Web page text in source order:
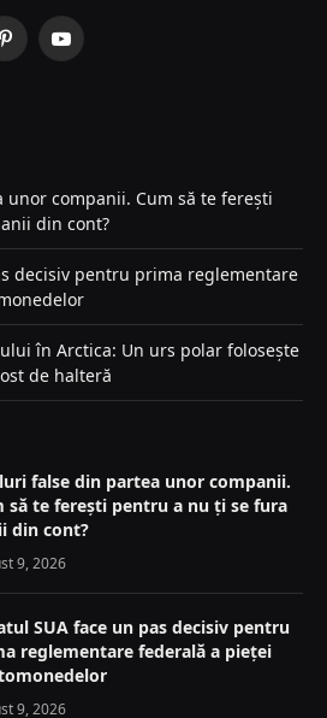
PinterestYouTube
companii. Cum să te ferești
din cont?
decisiv pentru prima reglementare
în Arctica: Un urs polar folosește
de halteră
false din partea unor companii.
să te ferești pentru a nu ți se fura
din cont?
9, 2026
SUA face un pas decisiv pentru
reglementare federală a pieței
9, 2026